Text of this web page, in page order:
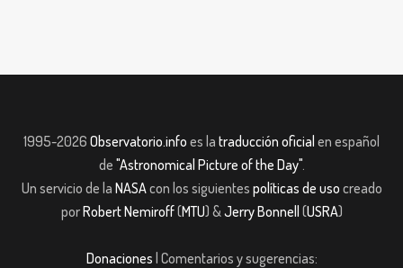
1995-2026 Observatorio.info es la traducción oficial en español
de "Astronomical Picture of the Day".
Un servicio de la NASAcon los siguientes políticas de uso creado
porRobert Nemiroff(MTU) &Jerry Bonnell (USRA)
Donaciones | Comentarios y sugerencias: